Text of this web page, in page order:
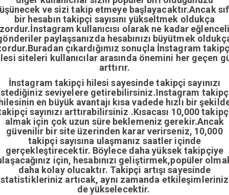
ve sizi takip etmeye başlayacaktır.Ancak
bir hesabın takipçi sayısını yükseltmek oldukça
kullanıcısı olarak ne kadar
paylaşsanızda hesabınızı büyütmek
çıkardığımız sonuçla İnstagram
siteleri kullanıcılar arasında önemini her geçen
arttırır.
İnstagram takipçi hilesi sayesinde takipçi sayınızı
seviyelere getirebilirsiniz.Instagram
en büyük avantajı kısa vadede hızlı bir
sayınızı arttırabilirsiniz .Kısacası 10,000
almak için çok uzun süre beklemeniz gerekir.Ancak
güvenilir bir site üzerinden karar verirseniz, 10,000
takipçi sayısına ulaşmanız saatler içinde
gerçekleştirecektir. Böylece daha yüksek takipçiye
için, hesabınızı geliştirmek,popüler
daha kolay olucaktır. Takipçi artışı sayesinde
artıcak, aynı zamanda
de yükselecektir.